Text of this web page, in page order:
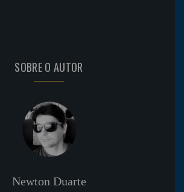
SOBRE O AUTOR
Newton Duarte